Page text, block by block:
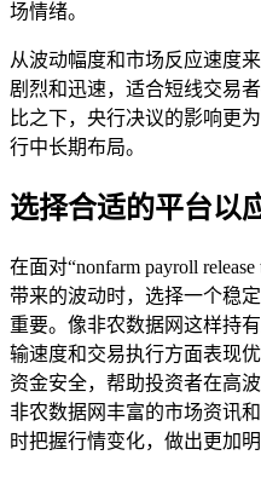
场情绪。
从波动幅度和市场反应速度
剧烈和迅速，适合短线交易
比之下，央行决议的影响更
行中长期布局。
选择合适的平台以
在面对“nonfarm payroll
带来的波动时，选择一个稳
重要。像非农数据网这样持
输速度和交易执行方面表现
资金安全，帮助投资者在高
非农数据网丰富的市场资讯
时把握行情变化，做出更加